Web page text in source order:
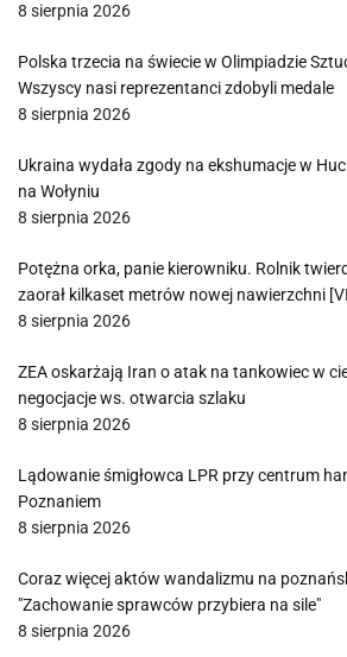
8 sierpnia 2026
Polska trzecia na świecie w Olimpiadzie
Wszyscy nasi reprezentanci zdobyli medale
8 sierpnia 2026
Ukraina wydała zgody na ekshumacje w
na Wołyniu
8 sierpnia 2026
Potężna orka, panie kierowniku. Rolnik
zaorał kilkaset metrów nowej nawierzchni
8 sierpnia 2026
ZEA oskarżają Iran o atak na tankowiec w
negocjacje ws. otwarcia szlaku
8 sierpnia 2026
Lądowanie śmigłowca LPR przy centrum
Poznaniem
8 sierpnia 2026
Coraz więcej aktów wandalizmu na
"Zachowanie sprawców przybiera na sile"
8 sierpnia 2026